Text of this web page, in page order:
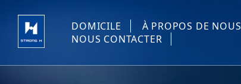
DOMICILE À PROPOS DE NOUS
NOUS CONTACTER